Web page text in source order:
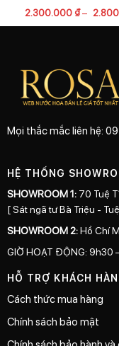
2.300.000 ₫–
Mọi thắc mắc liên hệ:
HỆ THỐNG
SHOWROOM 1: 70 Tuệ
[ Sát ngã tư Bà Triệu -
SHOWROOM 2:Hồ Chí
GIỜ HOẠT ĐỘNG: 9h30
HỖ TRỢ KHÁCH
Cách thức mua hàng
Chính sách bảo mật